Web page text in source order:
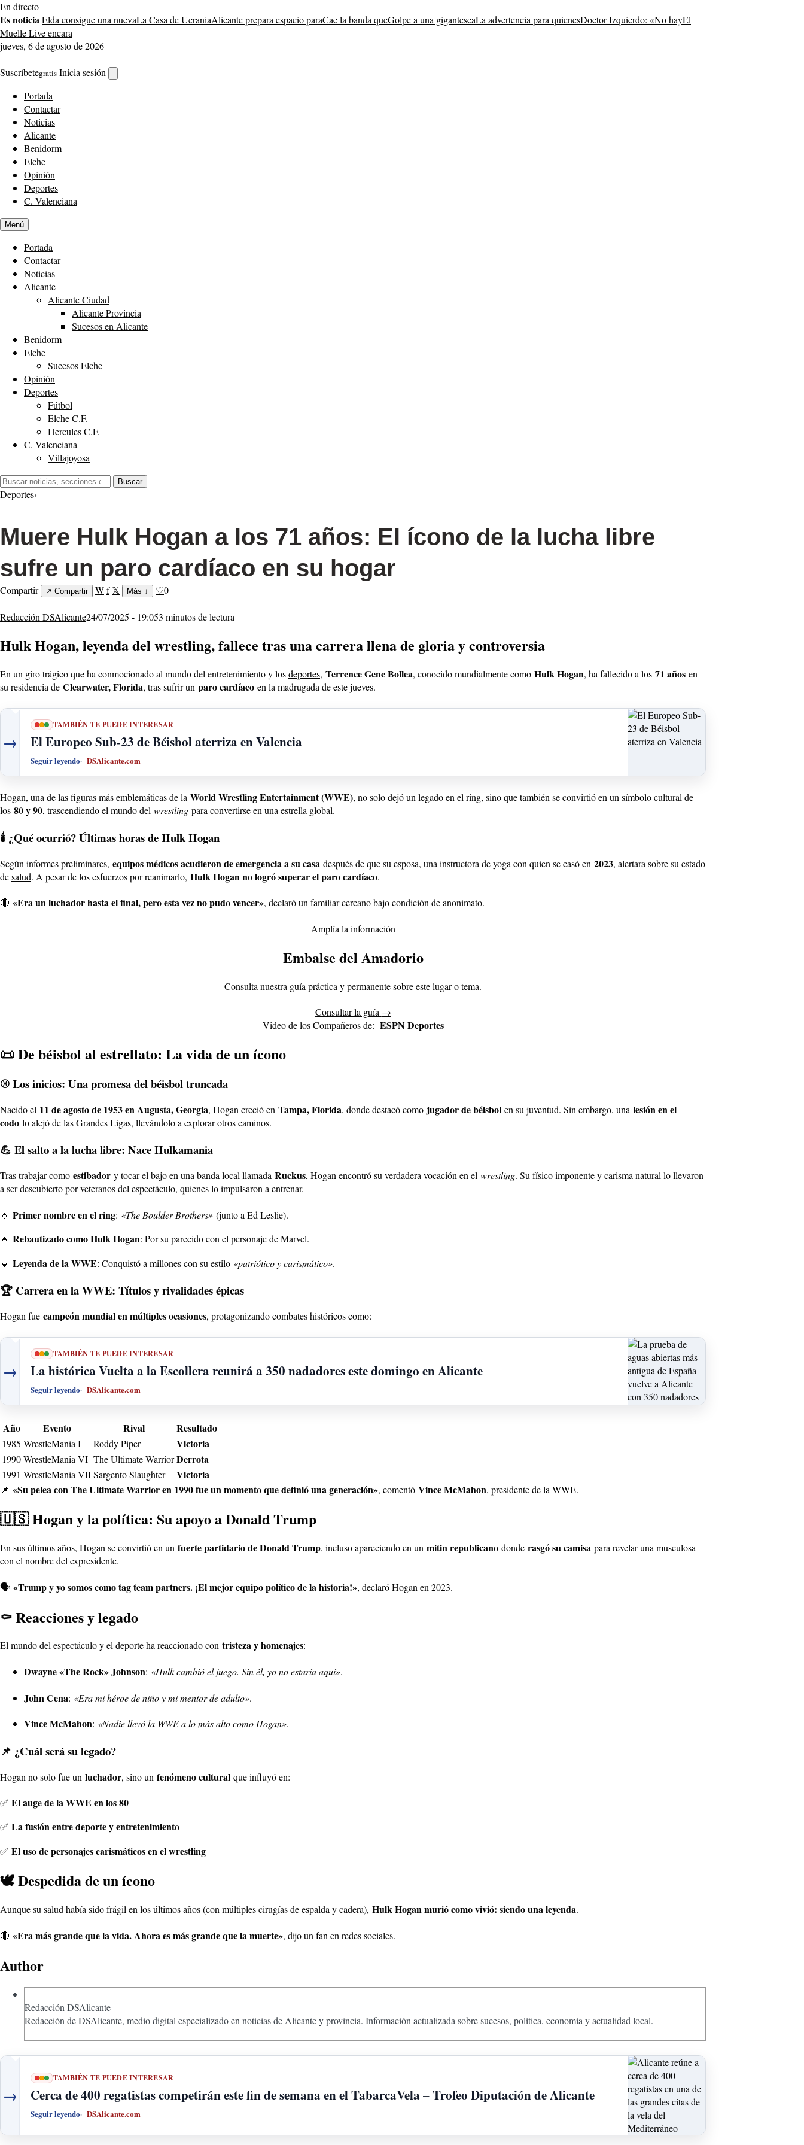
Saltar
al
contenido
En directo
Es noticiaElda consigue una nuevaLa Casa de UcraniaAlicante prepara espacio paraCae la banda queGolpe a una gigantescaLa advertencia para quienesDoctor Izquierdo: «No hayEl
Muelle Live encara
jueves, 6 de agosto de 2026
Suscríbetegratis Inicia sesión
buscador
Portada
Contactar
Noticias
Alicante
Benidorm
Elche
Opinión
Deportes
C. Valenciana
Menú
Portada
Contactar
Noticias
Alicante
Alicante Ciudad
Alicante Provincia
Sucesos en Alicante
Benidorm
Elche
Sucesos Elche
Opinión
Deportes
Fútbol
Elche C.F.
Hercules C.F.
C. Valenciana
Villajoyosa
Buscar:
Buscar
Deportes›
Muere Hulk Hogan a los 71 años: El ícono de la lucha libre
sufre un paro cardíaco en su hogar
Compartir ↗ Compartir Wf 𝕏 Más ↓ ♡0
Redacción DSAlicante24/07/2025 - 19:053 minutos de lectura
Hulk Hogan, leyenda del wrestling, fallece tras una carrera llena de gloria y controversia
En un giro trágico que ha conmocionado al mundo del entretenimiento y losdeportes, Terrence Gene Bollea, conocido mundialmente como Hulk Hogan, ha fallecido a los 71 años en
su residencia de Clearwater, Florida, tras sufrir un paro cardíaco en la madrugada de este jueves.
→
TAMBIÉN TE PUEDE INTERESAR
El Europeo Sub-23 de Béisbol aterriza en Valencia
Seguir leyendo DSAlicante.com
Hogan, una de las figuras más emblemáticas de la World Wrestling Entertainment (WWE), no solo dejó un legado en el ring, sino que también se convirtió en un símbolo cultural de
los 80 y 90, trascendiendo el mundo del wrestling para convertirse en una estrella global.
🕯️ ¿Qué ocurrió? Últimas horas de Hulk Hogan
Según informes preliminares, equipos médicos acudieron de emergencia a su casa después de que su esposa, una instructora de yoga con quien se casó en 2023, alertara sobre su estado
desalud. A pesar de los esfuerzos por reanimarlo, Hulk Hogan no logró superar el paro cardíaco.
🔴 «Era un luchador hasta el final, pero esta vez no pudo vencer», declaró un familiar cercano bajo condición de anonimato.
Amplía la información
Embalse del Amadorio
Consulta nuestra guía práctica y permanente sobre este lugar o tema.
Consultar la guía →
Video de los Compañeros de: ESPN Deportes
📜 De béisbol al estrellato: La vida de un ícono
⚾ Los inicios: Una promesa del béisbol truncada
Nacido el 11 de agosto de 1953 en Augusta, Georgia, Hogan creció en Tampa, Florida, donde destacó como jugador de béisbol en su juventud. Sin embargo, una lesión en el
codo lo alejó de las Grandes Ligas, llevándolo a explorar otros caminos.
💪 El salto a la lucha libre: Nace Hulkamania
Tras trabajar como estibador y tocar el bajo en una banda local llamada Ruckus, Hogan encontró su verdadera vocación en el wrestling. Su físico imponente y carisma natural lo llevaron
a ser descubierto por veteranos del espectáculo, quienes lo impulsaron a entrenar.
🔹 Primer nombre en el ring: «The Boulder Brothers» (junto a Ed Leslie).
🔹 Rebautizado como Hulk Hogan: Por su parecido con el personaje de Marvel.
🔹 Leyenda de la WWE: Conquistó a millones con su estilo «patriótico y carismático».
🏆 Carrera en la WWE: Títulos y rivalidades épicas
Hogan fue campeón mundial en múltiples ocasiones, protagonizando combates históricos como:
→
TAMBIÉN TE PUEDE INTERESAR
La histórica Vuelta a la Escollera reunirá a 350 nadadores este domingo en Alicante
Seguir leyendo DSAlicante.com
Año Evento Rival Resultado
1985 WrestleMania I Roddy Piper Victoria
1990WrestleMania VI The Ultimate WarriorDerrota
1991 WrestleMania VIISargento Slaughter Victoria
📌 «Su pelea con The Ultimate Warrior en 1990 fue un momento que definió una generación», comentó Vince McMahon, presidente de la WWE.
🇺🇸 Hogan y la política: Su apoyo a Donald Trump
En sus últimos años, Hogan se convirtió en un fuerte partidario de Donald Trump, incluso apareciendo en un mitin republicano donde rasgó su camisa para revelar una musculosa
con el nombre del expresidente.
🗣️ «Trump y yo somos como tag team partners. ¡El mejor equipo político de la historia!», declaró Hogan en 2023.
⚰️ Reacciones y legado
El mundo del espectáculo y el deporte ha reaccionado con tristeza y homenajes:
Dwayne «The Rock» Johnson: «Hulk cambió el juego. Sin él, yo no estaría aquí».
John Cena: «Era mi héroe de niño y mi mentor de adulto».
Vince McMahon: «Nadie llevó la WWE a lo más alto como Hogan».
📌 ¿Cuál será su legado?
Hogan no solo fue un luchador, sino un fenómeno cultural que influyó en:
✅ El auge de la WWE en los 80
✅ La fusión entre deporte y entretenimiento
✅ El uso de personajes carismáticos en el wrestling
🕊️ Despedida de un ícono
Aunque su salud había sido frágil en los últimos años (con múltiples cirugías de espalda y cadera), Hulk Hogan murió como vivió: siendo una leyenda.
🔴 «Era más grande que la vida. Ahora es más grande que la muerte», dijo un fan en redes sociales.
Author
Redacción DSAlicante
Redacción de DSAlicante, medio digital especializado en noticias de Alicante y provincia. Información actualizada sobre sucesos, política, economíay actualidad local.
→
TAMBIÉN TE PUEDE INTERESAR
Cerca de 400 regatistas competirán este fin de semana en el TabarcaVela – Trofeo Diputación de Alicante
Seguir leyendo DSAlicante.com